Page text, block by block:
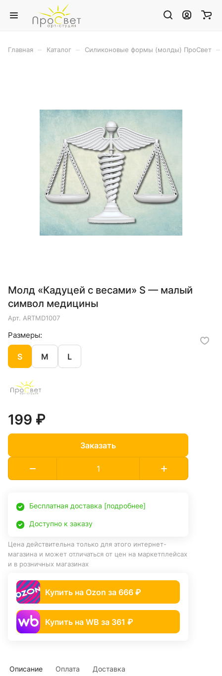
Главная Каталог Силиконовые формы (молды) ПроСвет
Молд «Кадуцей с весами» S — малый
символ медицины
Арт. ARTMD1007
Размеры:
S M L
199 ₽
Заказать
Бесплатная доставка [подробнее]
Доступно к заказу
Цена действительна только для этого интернет-
магазина и может отличаться от цен на маркетплейсах
и в розничных магазинах
Купить на Ozon за 666 ₽
Купить на WB за 361 ₽
Описание Оплата Доставка